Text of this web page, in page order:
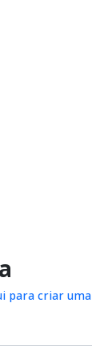
para criar uma